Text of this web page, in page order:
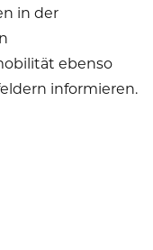
in der
ebenso
informieren.